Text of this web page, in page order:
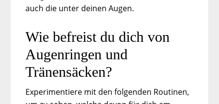
auch die unter deinen Augen.
Wie befreist du dich von
Augenringen und
Tränensäcken?
Experimentiere mit den folgenden Routinen,